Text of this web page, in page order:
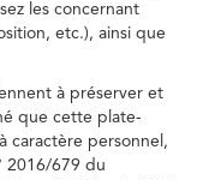
les concernant
etc.), ainsi que
à préserver et
que cette plate-
caractère personnel,
2016/679 du